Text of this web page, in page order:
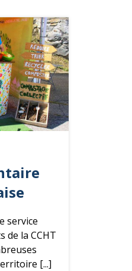
service
de la CCHT
[...]